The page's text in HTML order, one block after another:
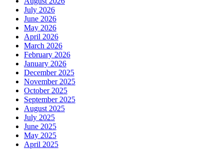
July 2026
June 2026
May 2026
April 2026
March 2026
February 2026
January 2026
December 2025
November 2025
October 2025
September 2025
August 2025
July 2025
June 2025
May 2025
April 2025